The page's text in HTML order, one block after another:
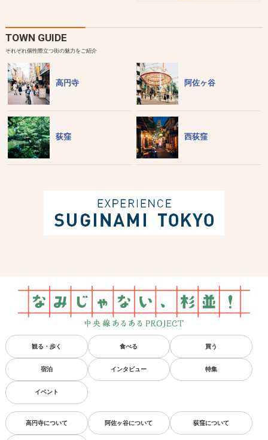
TOWN GUIDE
それぞれ個性際立つ街の魅力をご紹介
高円寺 阿佐ヶ谷
荻窪 西荻窪
観る・歩く 食べる 買う
宿泊 インタビュー 特集
イベント
高円寺について 阿佐ヶ谷について 荻窪について